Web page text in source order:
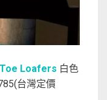
Toe Loafers 白色
台灣定價